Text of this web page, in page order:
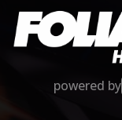
powered by